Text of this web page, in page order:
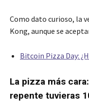
Como dato curioso, la
Kong, aunque se
Bitcoin Pizza Day:
La pizza más
repente tuvieras